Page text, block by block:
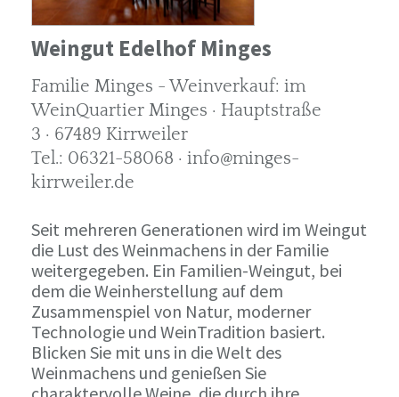
Weingut Edelhof Minges
Familie Minges - Weinverkauf: im
WeinQuartier Minges · Hauptstraße
3 · 67489 Kirrweiler
Tel.: 06321-58068 · info@minges-
kirrweiler.de
Seit mehreren Generationen wird im Weingut
die Lust des Weinmachens in der Familie
weitergegeben. Ein Familien-Weingut, bei
dem die Weinherstellung auf dem
Zusammenspiel von Natur, moderner
Technologie und WeinTradition basiert.
Blicken Sie mit uns in die Welt des
Weinmachens und genießen Sie